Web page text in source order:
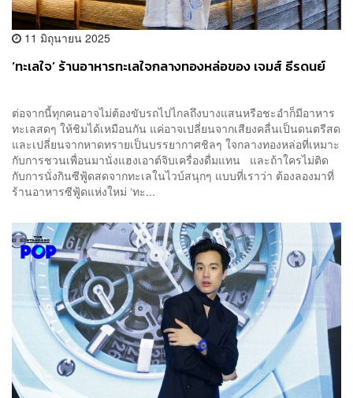
11 มิถุนายน 2025
‘ทะเลใจ’ ร้านอาหารทะเลใจกลางทองหล่อของ เจมส์ ธีรดนย์
ต่อจากนี้ทุกคนอาจไม่ต้องขับรถไปไกลถึงบางแสนหรือชะอำก็มีอาหาร
ทะเลสดๆ ให้ชิมได้เหมือนกัน แค่อาจเปลี่ยนจากเสียงคลื่นเป็นดนตรีสด
และเปลี่ยนจากหาดทรายเป็นบรรยากาศชิลๆ ใจกลางทองหล่อที่เหมาะ
กับการชวนเพื่อนมานั่งแฮงเอาต์จิบเครื่องดื่มแทน และถ้าใครไม่ติด
กับการนั่งกินซีฟู้ดสดจากทะเลในไวบ์สนุกๆ แบบที่เราว่า ต้องลองมาที่
ร้านอาหารซีฟู้ดแห่งใหม่ ‘ทะ...